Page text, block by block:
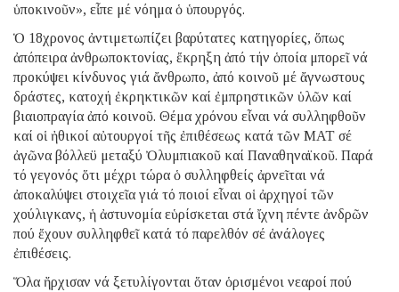
ὑποκινοῦν», εἶπε μέ νόημα ὁ ὑπουργός.
Ὁ 18χρονος ἀντιμετωπίζει βαρύτατες κατηγορίες, ὅπως
ἀπόπειρα ἀνθρωποκτονίας, ἔκρηξη ἀπό τήν ὁποία μπορεῖ νά
προκύψει κίνδυνος γιά ἄνθρωπο, ἀπό κοινοῦ μέ ἄγνωστους
δράστες, κατοχή ἐκρηκτικῶν καί ἐμπρηστικῶν ὑλῶν καί
βιαιοπραγία ἀπό κοινοῦ. Θέμα χρόνου εἶναι νά συλληφθοῦν
καί οἱ ἠθικοί αὐτουργοί τῆς ἐπιθέσεως κατά τῶν ΜΑΤ σέ
ἀγῶνα βόλλεϋ μεταξύ Ὀλυμπιακοῦ καί Παναθηναϊκοῦ. Παρά
τό γεγονός ὅτι μέχρι τώρα ὁ συλληφθείς ἀρνεῖται νά
ἀποκαλύψει στοιχεῖα γιά τό ποιοί εἶναι οἱ ἀρχηγοί τῶν
χούλιγκανς, ἡ ἀστυνομία εὑρίσκεται στά ἴχνη πέντε ἀνδρῶν
πού ἔχουν συλληφθεῖ κατά τό παρελθόν σέ ἀνάλογες
ἐπιθέσεις.
Ὅλα ἤρχισαν νά ξετυλίγονται ὅταν ὁρισμένοι νεαροί πού